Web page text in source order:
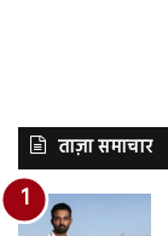
ताज़ा समाचार